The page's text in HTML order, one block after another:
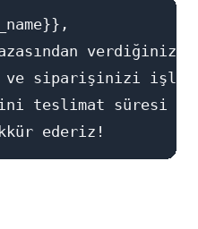
ve siparişinizi
teslimat süresi